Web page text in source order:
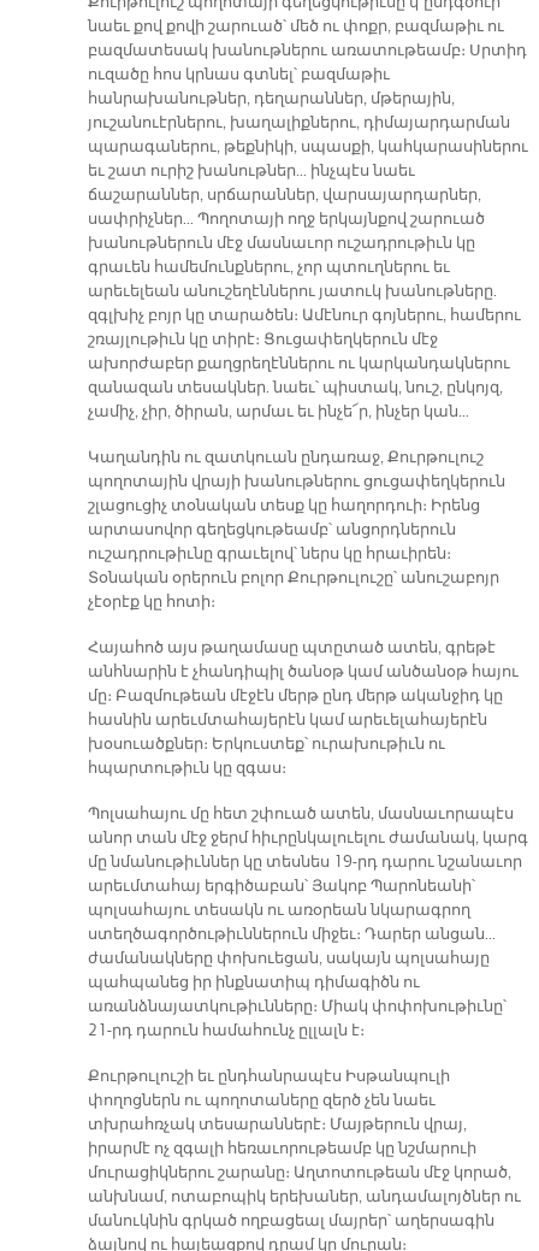
նաեւ քով քովի շարուած՝ մեծ ու փոքր, բազմաթիւ ու
բազմատեսակ խանութներու առատութեամբ։ Սրտիդ
ուզածը հոս կրնաս գտնել՝ բազմաթիւ
հանրախանութներ, դեղարաններ, մթերային,
յուշանուէրներու, խաղալիքներու, դիմայարդարման
պարագաներու, թեքնիկի, սպասքի, կահկարասիներու
եւ շատ ուրիշ խանութներ… ինչպէս նաեւ
ճաշարաններ, սրճարաններ, վարսայարդարներ,
սափրիչներ… Պողոտայի ողջ երկայնքով շարուած
խանութներուն մէջ մասնաւոր ուշադրութիւն կը
գրաւեն համեմունքներու, չոր պտուղներու եւ
արեւելեան անուշեղէններու յատուկ խանութները.
զգլխիչ բոյր կը տարածեն։ Ամէնուր գոյներու, համերու
շռայլութիւն կը տիրէ։ Ցուցափեղկերուն մէջ
ախորժաբեր քաղցրեղէններու ու կարկանդակներու
զանազան տեսակներ. նաեւ՝ պիստակ, նուշ, ընկոյզ,
չամիչ, չիր, ծիրան, արմաւ եւ ինչե՜ր, ինչեր կան…
Կաղանդին ու զատկուան ընդառաջ, Քուրթուլուշ
պողոտային վրայի խանութներու ցուցափեղկերուն
շլացուցիչ տօնական տեսք կը հաղորդուի։ Իրենց
արտասովոր գեղեցկութեամբ՝ անցորդներուն
ուշադրութիւնը գրաւելով՝ ներս կը հրաւիրեն։
Տօնական օրերուն բոլոր Քուրթուլուշը՝ անուշաբոյր
չէօրէք կը հոտի։
Հայահոծ այս թաղամասը պտըտած ատեն, գրեթէ
անհնարին է չհանդիպիլ ծանօթ կամ անծանօթ հայու
մը։ Բազմութեան մէջէն մերթ ընդ մերթ ականջիդ կը
հասնին արեւմտահայերէն կամ արեւելահայերէն
խօսուածքներ։ Երկուստեք՝ ուրախութիւն ու
հպարտութիւն կը զգաս։
Պոլսահայու մը հետ շփուած ատեն, մասնաւորապէս
անոր տան մէջ ջերմ հիւրընկալուելու ժամանակ, կարգ
մը նմանութիւններ կը տեսնես 19-րդ դարու նշանաւոր
արեւմտահայ երգիծաբան՝ Յակոբ Պարոնեանի՝
պոլսահայու տեսակն ու առօրեան նկարագրող
ստեղծագործութիւններուն միջեւ։ Դարեր անցան…
ժամանակները փոխուեցան, սակայն պոլսահայը
պահպանեց իր ինքնատիպ դիմագիծն ու
առանձնայատկութիւնները։ Միակ փոփոխութիւնը՝
21-րդ դարուն համահունչ ըլլալն է։
Քուրթուլուշի եւ ընդհանրապէս Իսթանպուլի
փողոցներն ու պողոտաները զերծ չեն նաեւ
տխրահռչակ տեսարաններէ։ Մայթերուն վրայ,
իրարմէ ոչ զգալի հեռաւորութեամբ կը նշմարուի
մուրացիկներու շարանը։ Աղտոտութեան մէջ կորած,
անխնամ, ոտաբոպիկ երեխաներ, անդամալոյծներ ու
մանուկնին գրկած ողբացեալ մայրեր՝ աղերսագին
ձայնով ու հայեացքով դրամ կը մուրան։